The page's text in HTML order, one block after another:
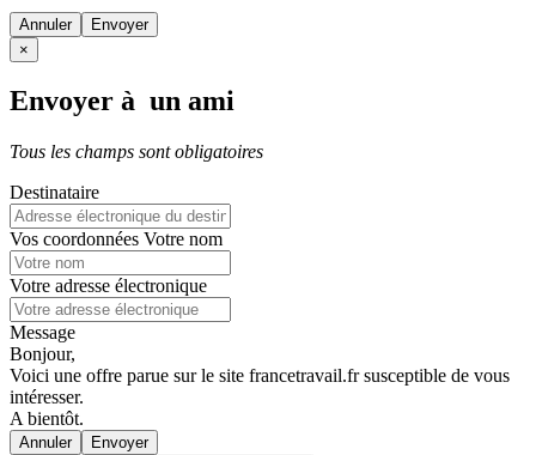
Annuler
×
Envoyer à un ami
Tous les champs sont obligatoires
Destinataire
Vos coordonnées Votre nom
Votre adresse électronique
Message
Bonjour,
Voici une offre parue sur le site francetravail.fr susceptible de vous
intéresser.
A bientôt.
Annuler